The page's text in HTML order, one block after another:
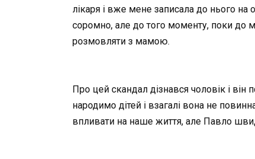
лікаря і вже мене записала до нього на
соромно, але до того моменту, поки до
розмовляти з мамою.
Про цей скандал дізнався чоловік і він
народимо дітей і взагалі вона не
впливати на наше життя, але Павло